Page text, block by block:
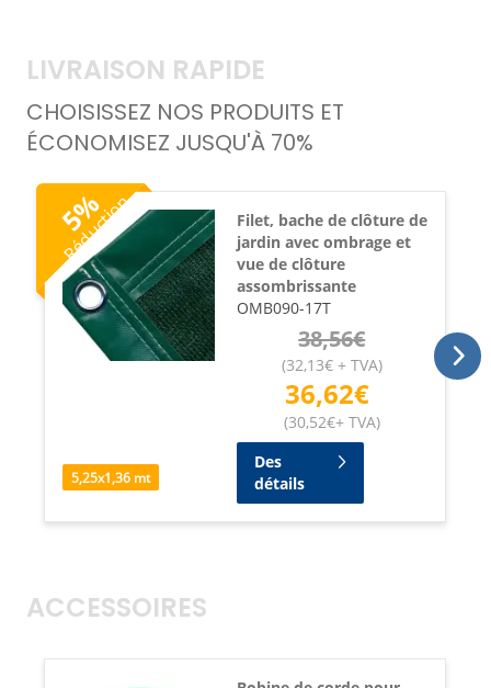
LIVRAISON RAPIDE
CHOISISSEZ NOS PRODUITS ET
ÉCONOMISEZ JUSQU'À 70%
5
%
Réduction
5,25x1,36 mt
Filet, bache de clôture de
jardin avec ombrage et
vue de clôture
assombrissante
OMB090-17T
38,56€
(32,13€+ TVA)
36,62€
(30,52€+ TVA)
Des
détails
ACCESSOIRES